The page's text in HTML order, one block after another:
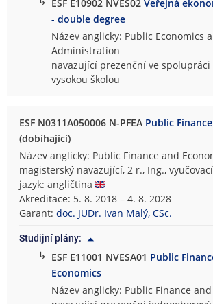
ESF E10902 NVES02Veřejná
- double degree
Název anglicky: Public Economics
Administration
navazující prezenční ve spolupráci
vysokou školou
ESF N0311A050006 N-PFEA Public
(dobíhající)
Název anglicky: Public Finance and
magisterský navazující, 2 r., Ing., vyučovací
jazyk: angličtina
Akreditace: 5. 8. 2018 – 4. 8. 2028
Garant:doc. JUDr. Ivan Malý, CSc.
Studijní plány:
↳ ESF E11001 NVESA01 Public
Economics
Název anglicky: Public Finance